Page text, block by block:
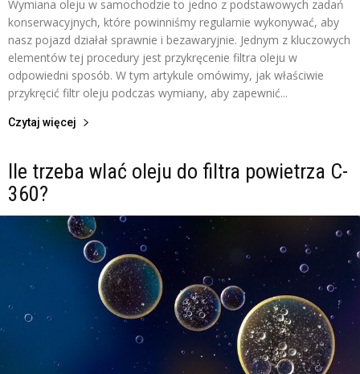
Wymiana oleju w samochodzie to jedno z podstawowych zadań
konserwacyjnych, które powinniśmy regularnie wykonywać, aby
nasz pojazd działał sprawnie i bezawaryjnie. Jednym z kluczowych
elementów tej procedury jest przykręcenie filtra oleju w
odpowiedni sposób. W tym artykule omówimy, jak właściwie
przykręcić filtr oleju podczas wymiany, aby zapewnić...
Czytaj więcej
Ile trzeba wlać oleju do filtra powietrza C-
360?